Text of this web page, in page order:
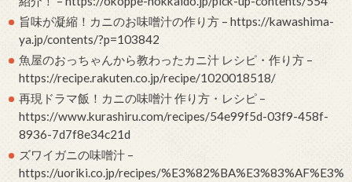
旨味が凝縮！カニのお味噌汁の作り方 – https://kawashima-
ya.jp/contents/?p=103842
魚屋のおっちゃんから教わったカニ汁 レシピ・作り方 –
https://recipe.rakuten.co.jp/recipe/1020018518/
再現ドラマ飯！カニの味噌汁 作り方・レシピ –
https://www.kurashiru.com/recipes/54e99f5d-03f9-458f-
8936-7d7f8e34c21d
ズワイガニの味噌汁 –
https://uoriki.co.jp/recipes/%E3%82%BA%E3%83%AF%E3%